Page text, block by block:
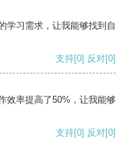
学习需求，让我能够找到自
支持[0] 反对[0]
效率提高了50%，让我能够
支持[0] 反对[0]